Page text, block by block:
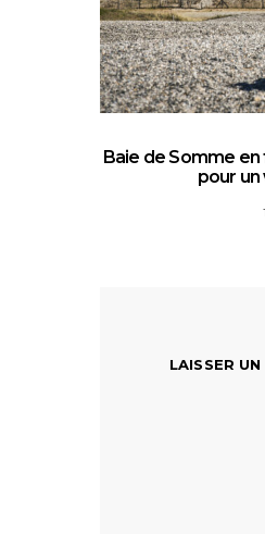
Baie de Somme
pour
LAISSER